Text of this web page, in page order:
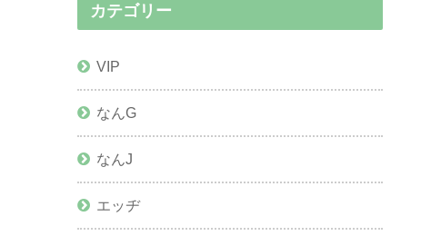
カテゴリー
VIP
なんG
なんJ
エッヂ